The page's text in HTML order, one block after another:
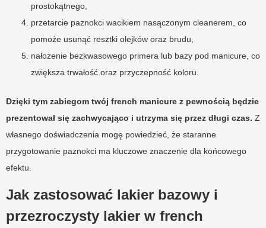
prostokątnego,
przetarcie paznokci wacikiem nasączonym cleanerem, co
pomoże usunąć resztki olejków oraz brudu,
nałożenie bezkwasowego primera lub bazy pod manicure, co
zwiększa trwałość oraz przyczepność koloru.
Dzięki tym zabiegom twój french manicure z pewnością będzie
prezentował się zachwycająco i utrzyma się przez długi czas. Z
własnego doświadczenia mogę powiedzieć, że staranne
przygotowanie paznokci ma kluczowe znaczenie dla końcowego
efektu.
Jak zastosować lakier bazowy i
przezroczysty lakier w french